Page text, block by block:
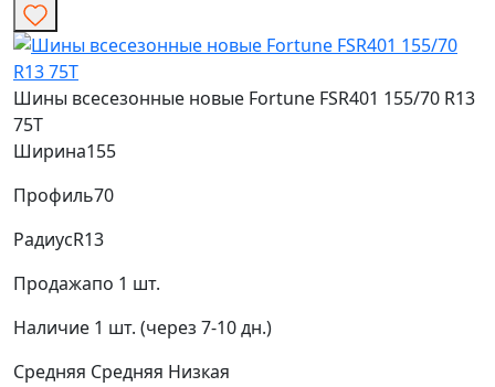
Шины всесезонные новые Fortune FSR401 155/70 R13
75T
Ширина155
Профиль70
РадиусR13
Продажапо 1 шт.
Наличие 1 шт. (через 7-10 дн.)
Средняя Средняя Низкая